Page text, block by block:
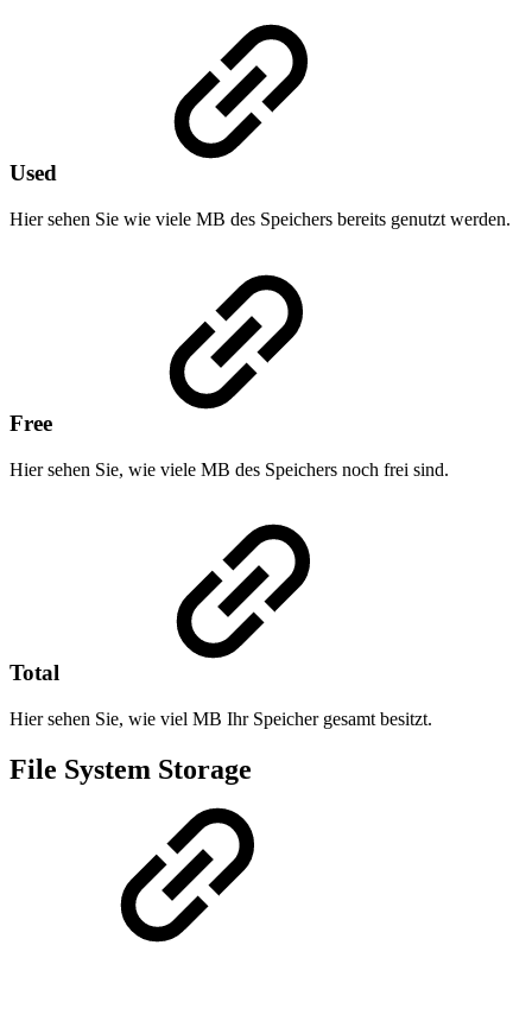
Used
Hier sehen Sie wie viele MB des Speichers bereits genutzt werden.
Free
Hier sehen Sie, wie viele MB des Speichers noch frei sind.
Total
Hier sehen Sie, wie viel MB Ihr Speicher gesamt besitzt.
File System Storage